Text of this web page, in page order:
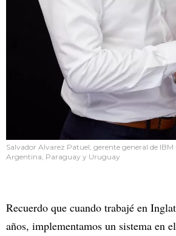
Salvador Alvarez Patuel, gerente general de
Argentina, Paraguay y Uruguay
Recuerdo que cuando trabajé en
años, implementamos un sistema en